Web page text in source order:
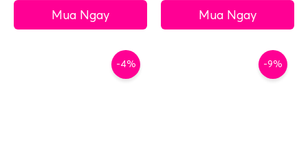
Mua Ngay Mua Ngay
-4% -9%